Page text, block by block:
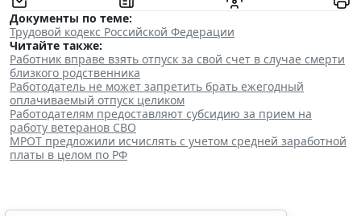
Документы по теме:
Трудовой кодекс Российской Федерации
Читайте также:
Работник вправе взять отпуск за свой счет в случае смерти
близкого родственника
Работодатель не может запретить брать ежегодный
оплачиваемый отпуск целиком
Работодателям предоставляют субсидию за прием на
работу ветеранов СВО
МРОТ предложили исчислять с учетом средней заработной
платы в целом по РФ